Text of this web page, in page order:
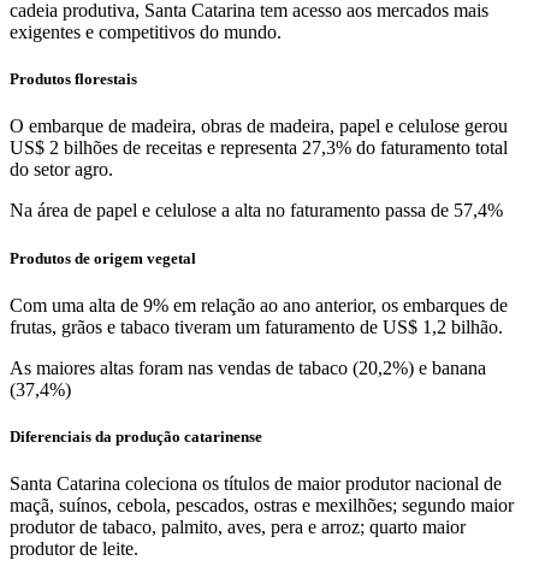
cadeia produtiva, Santa Catarina tem acesso aos mercados mais
exigentes e competitivos do mundo.
Produtos florestais
O embarque de madeira, obras de madeira, papel e celulose gerou
US$ 2 bilhões de receitas e representa 27,3% do faturamento total
do setor agro.
Na área de papel e celulose a alta no faturamento passa de 57,4%
Produtos de origem vegetal
Com uma alta de 9% em relação ao ano anterior, os embarques de
frutas, grãos e tabaco tiveram um faturamento de US$ 1,2 bilhão.
As maiores altas foram nas vendas de tabaco (20,2%) e banana
(37,4%)
Diferenciais da produção catarinense
Santa Catarina coleciona os títulos de maior produtor nacional de
maçã, suínos, cebola, pescados, ostras e mexilhões; segundo maior
produtor de tabaco, palmito, aves, pera e arroz; quarto maior
produtor de leite.